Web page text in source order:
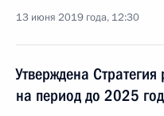
13 июня 2019 года, 12:30
Утверждена
на период до 2025